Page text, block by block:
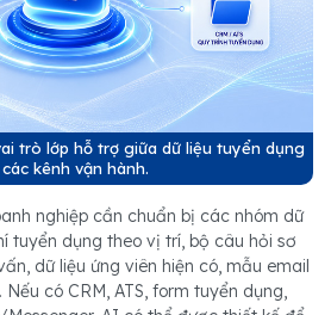
trò lớp hỗ trợ giữa dữ liệu tuyển dụng
kênh vận hành.
nghiệp cần chuẩn bị các nhóm dữ
tuyển dụng theo vị trí, bộ câu hỏi sơ
dữ liệu ứng viên hiện có, mẫu email
có CRM, ATS, form tuyển dụng,